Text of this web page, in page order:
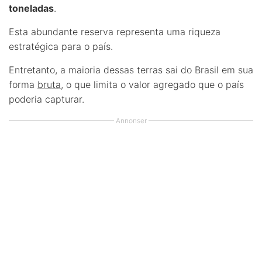
toneladas.
Esta abundante reserva representa uma riqueza
estratégica para o país.
Entretanto, a maioria dessas terras sai do Brasil em sua
forma bruta, o que limita o valor agregado que o país
poderia capturar.
Annonser